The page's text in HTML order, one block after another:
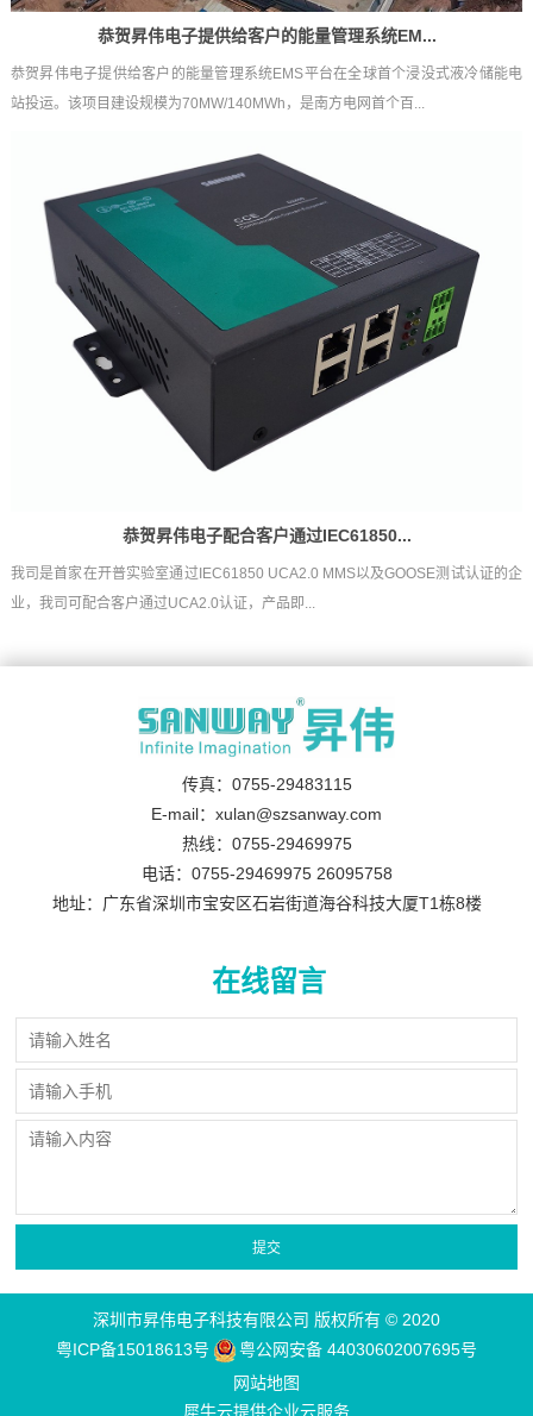
恭贺昇伟电子提供给客户的能量管理系统EM...
恭贺昇伟电子提供给客户的能量管理系统EMS平台在全球首个浸没式液冷储能电
站投运。该项目建设规模为70MW/140MWh，是南方电网首个百...
恭贺昇伟电子配合客户通过IEC61850...
我司是首家在开普实验室通过IEC61850 UCA2.0 MMS以及GOOSE测试认证的企
业，我司可配合客户通过UCA2.0认证，产品即...
传真：0755-29483115
E-mail：xulan@szsanway.com
热线：0755-29469975
电话：0755-29469975 26095758
地址：广东省深圳市宝安区石岩街道海谷科技大厦T1栋8楼
在线留言
深圳市昇伟电子科技有限公司 版权所有 © 2020
粤ICP备15018613号
粤公网安备 44030602007695号
网站地图
犀牛云提供企业云服务